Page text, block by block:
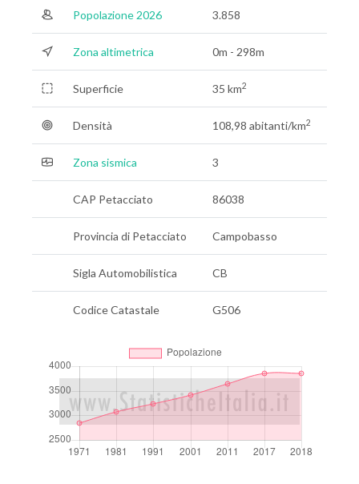
Popolazione 2026 3.858
Zona altimetrica 0m - 298m
Superficie 35 km2
Densità 108,98 abitanti/km2
Zona sismica 3
CAP Petacciato 86038
Provincia di Petacciato Campobasso
Sigla Automobilistica CB
Codice Catastale G506